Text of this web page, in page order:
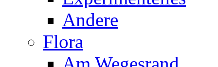
Andere
Flora